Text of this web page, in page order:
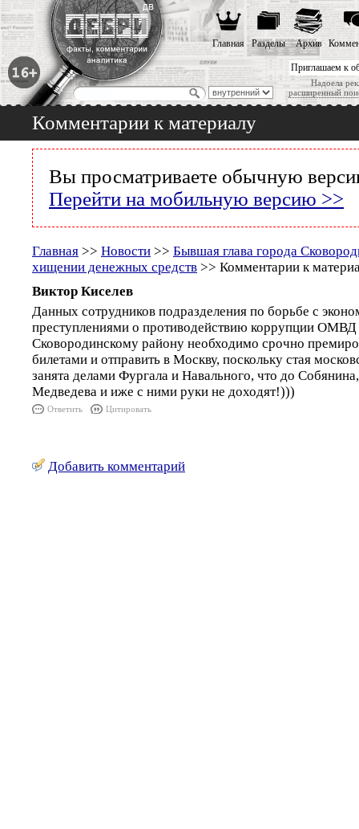
Приглашаем к
Надоела
расширенный
Главная Разделы Архив
Комментарии к материалу
Вы просматриваете обычную
Перейти на мобильную версию >>
Главная >> Новости >> Бывшая глава города
хищении денежных средств >> Комментарии к
Виктор Киселев
Данных сотрудников подразделения по борьбе с
преступлениями о противодействию коррупции ОМВД
Сковородинскому району необходимо срочно
билетами и отправить в Москву, поскольку стая
занята делами Фургала и Навального, что до
Медведева и иже с ними руки не доходят!)))
Ответить Цитировать
Добавить комментарий